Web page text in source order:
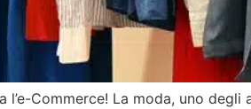
l’e-Commerce! La moda, uno